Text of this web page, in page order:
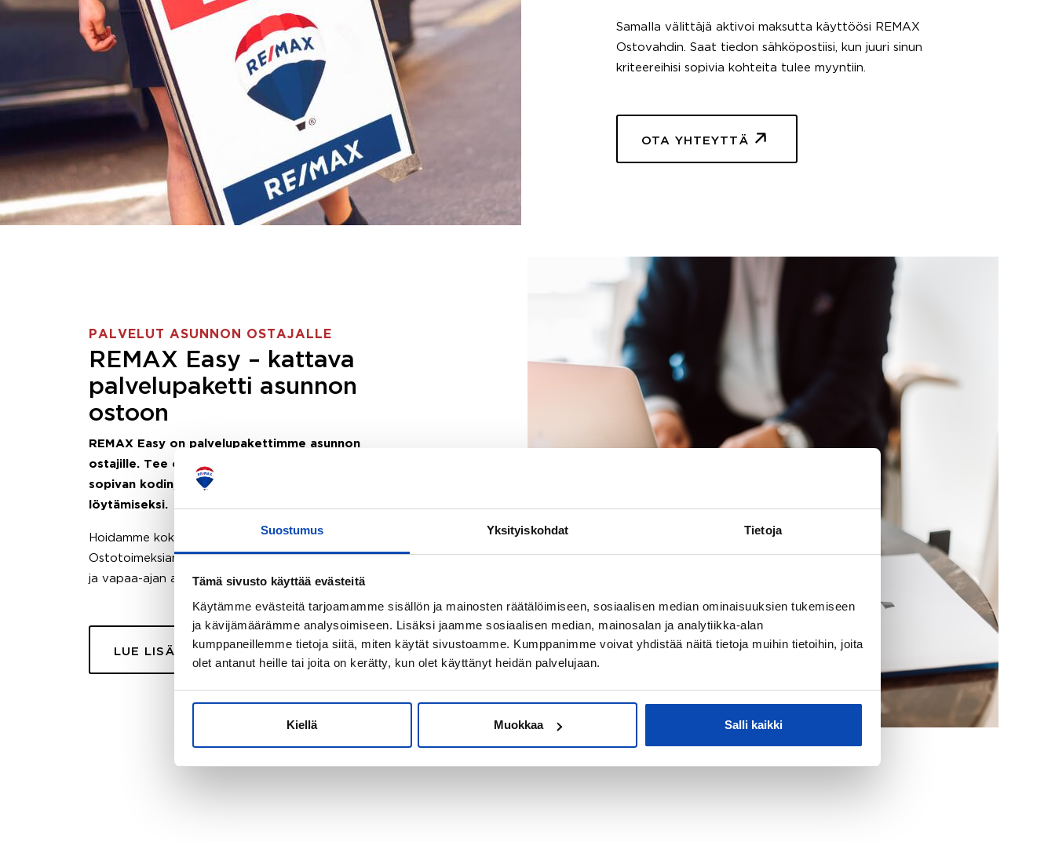
Suostumus Yksityiskohdat Tietoja
Tämä sivusto käyttää evästeitä
Käytämme evästeitä tarjoamamme sisällön ja mainosten räätälöimiseen, sosiaalisen median ominaisuuksien tukemiseen
ja kävijämäärämme analysoimiseen. Lisäksi jaamme sosiaalisen median, mainosalan ja analytiikka-alan
kumppaneillemme tietoja siitä, miten käytät sivustoamme. Kumppanimme voivat yhdistää näitä tietoja muihin tietoihin, joita
olet antanut heille tai joita on kerätty, kun olet käyttänyt heidän palvelujaan.
Kiellä Muokkaa Salli kaikki
Samalla välittäjä aktivoi maksutta käyttöösi REMAX
Ostovahdin. Saat tiedon sähköpostiisi, kun juuri sinun
kriteereihisi sopivia kohteita tulee myyntiin.
OTA YHTEYTTÄ
PALVELUT ASUNNON OSTAJALLE
REMAX Easy – kattava
palvelupaketti asunnon
ostoon
REMAX Easy on palvelupakettimme asunnon
ostajille. Tee ostotoimeksianto ja etsimme juuri sinulle
sopivan kodin, eikä sinun tarvitse nähdä vaivaa sen
löytämiseksi.
Hoidamme koko ostoprosessin puolestasi.
Ostotoimeksiantopalvelumme sopii myös esimerkiksi sijoitus-
ja vapaa-ajan asuntojen ostoon.
LUE LISÄÄ